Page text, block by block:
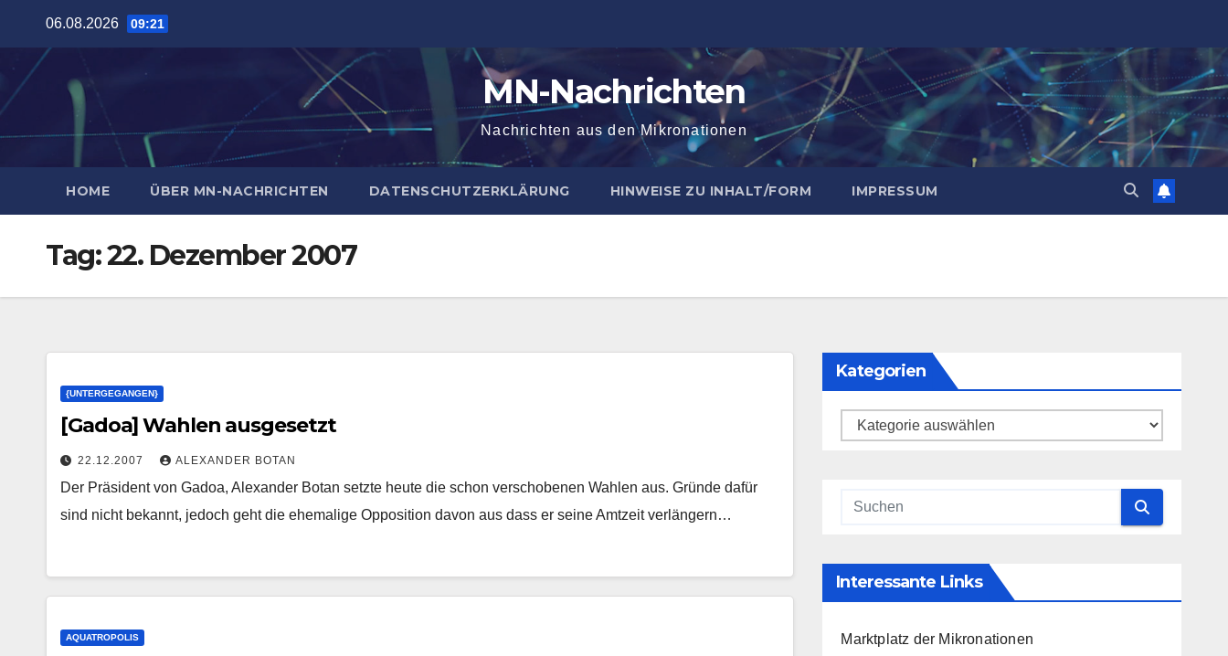
springen
06.08.2026 09:21
MN-Nachrichten
Nachrichten aus den Mikronationen
HOME ÜBER MN-NACHRICHTEN DATENSCHUTZERKLÄRUNG HINWEISE ZU INHALT/FORM IMPRESSUM
Tag:22. Dezember 2007
{UNTERGEGANGEN}
[Gadoa] Wahlen ausgesetzt
22.12.2007 ALEXANDER BOTAN
Der Präsident von Gadoa, Alexander Botan setzte heute die schon verschobenen Wahlen aus. Gründe dafür
sind nicht bekannt, jedoch geht die ehemalige Opposition davon aus dass er seine Amtzeit verlängern…
AQUATROPOLIS
Kategorien
Kategorien
Interessante Links
Marktplatz der Mikronationen